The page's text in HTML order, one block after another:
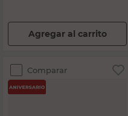
Agregar al carrito
Comparar